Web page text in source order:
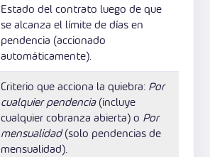
Estado del contrato luego de que
se alcanza el límite de días en
pendencia (accionado
automáticamente).
Criterio que acciona la quiebra: Por
cualquier pendencia(incluye
cualquier cobranza abierta) o Por
mensualidad(solo pendencias de
mensualidad).